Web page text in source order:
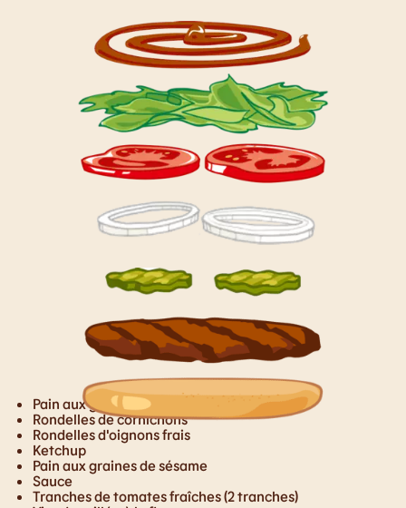
Pain aux graines de sésame
Rondelles de cornichons
Rondelles d'oignons frais
Ketchup
Pain aux graines de sésame
Sauce
Tranches de tomates fraîches (2 tranches)